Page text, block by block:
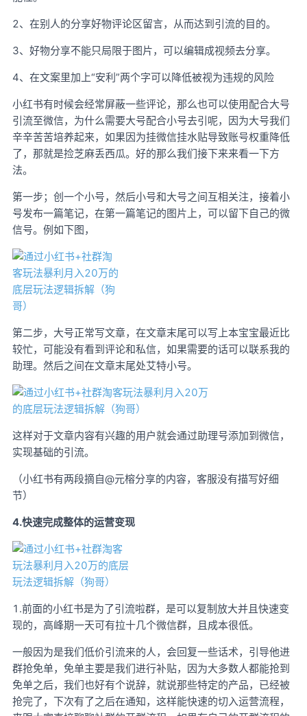
2、在别人的分享好物评论区留言，从而达到引流的目的。
3、好物分享不能只局限于图片，可以编辑成视频去分享。
4、在文案里加上“安利”两个字可以降低被视为违规的风险
小红书有时候会经常屏蔽一些评论，那么也可以使用配合大号
引流至微信，为什么需要大号配合小号去引呢，因为大号我们
辛辛苦苦培养起来，如果因为挂微信挂水贴导致账号权重降低
了，那就是捡芝麻丢西瓜。好的那么我们接下来来看一下方
法。
第一步；创一个小号，然后小号和大号之间互相关注，接着小
号发布一篇笔记，在第一篇笔记的图片上，可以留下自己的微
信号。例如下图，
第二步，大号正常写文章，在文章末尾可以写上本宝宝最近比
较忙，可能没有看到评论和私信，如果需要的话可以联系我的
助理。然后之间在文章末尾处艾特小号。
这样对于文章内容有兴趣的用户就会通过助理号添加到微信，
实现基础的引流。
（小红书有两段摘自@元榕分享的内容，客服没有描写好细
节）
4.快速完成整体的运营变现
1.前面的小红书是为了引流啦群，是可以复制放大并且快速变
现的，高峰期一天可有拉十几个微信群，且成本很低。
一般因为是我们低价引流来的人，会回复一些话术，引导他进
群抢免单，免单主要是我们进行补贴，因为大多数人都能抢到
免单之后，我们也好有个说辞，就说那些特定的产品，已经被
抢完了，下次有了之后在通知，这样能快速的切入运营流程，